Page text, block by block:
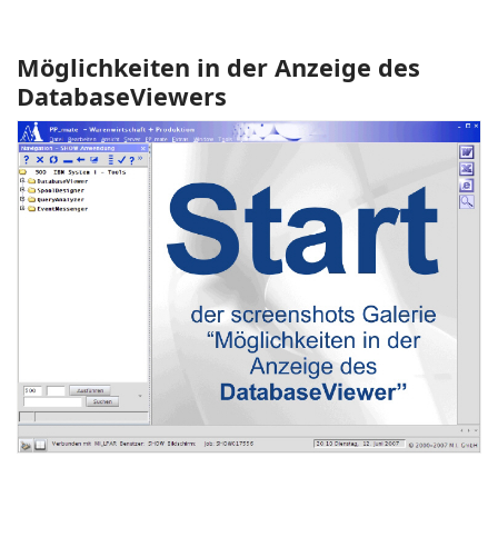
Möglichkeiten in der Anzeige des
DatabaseViewers